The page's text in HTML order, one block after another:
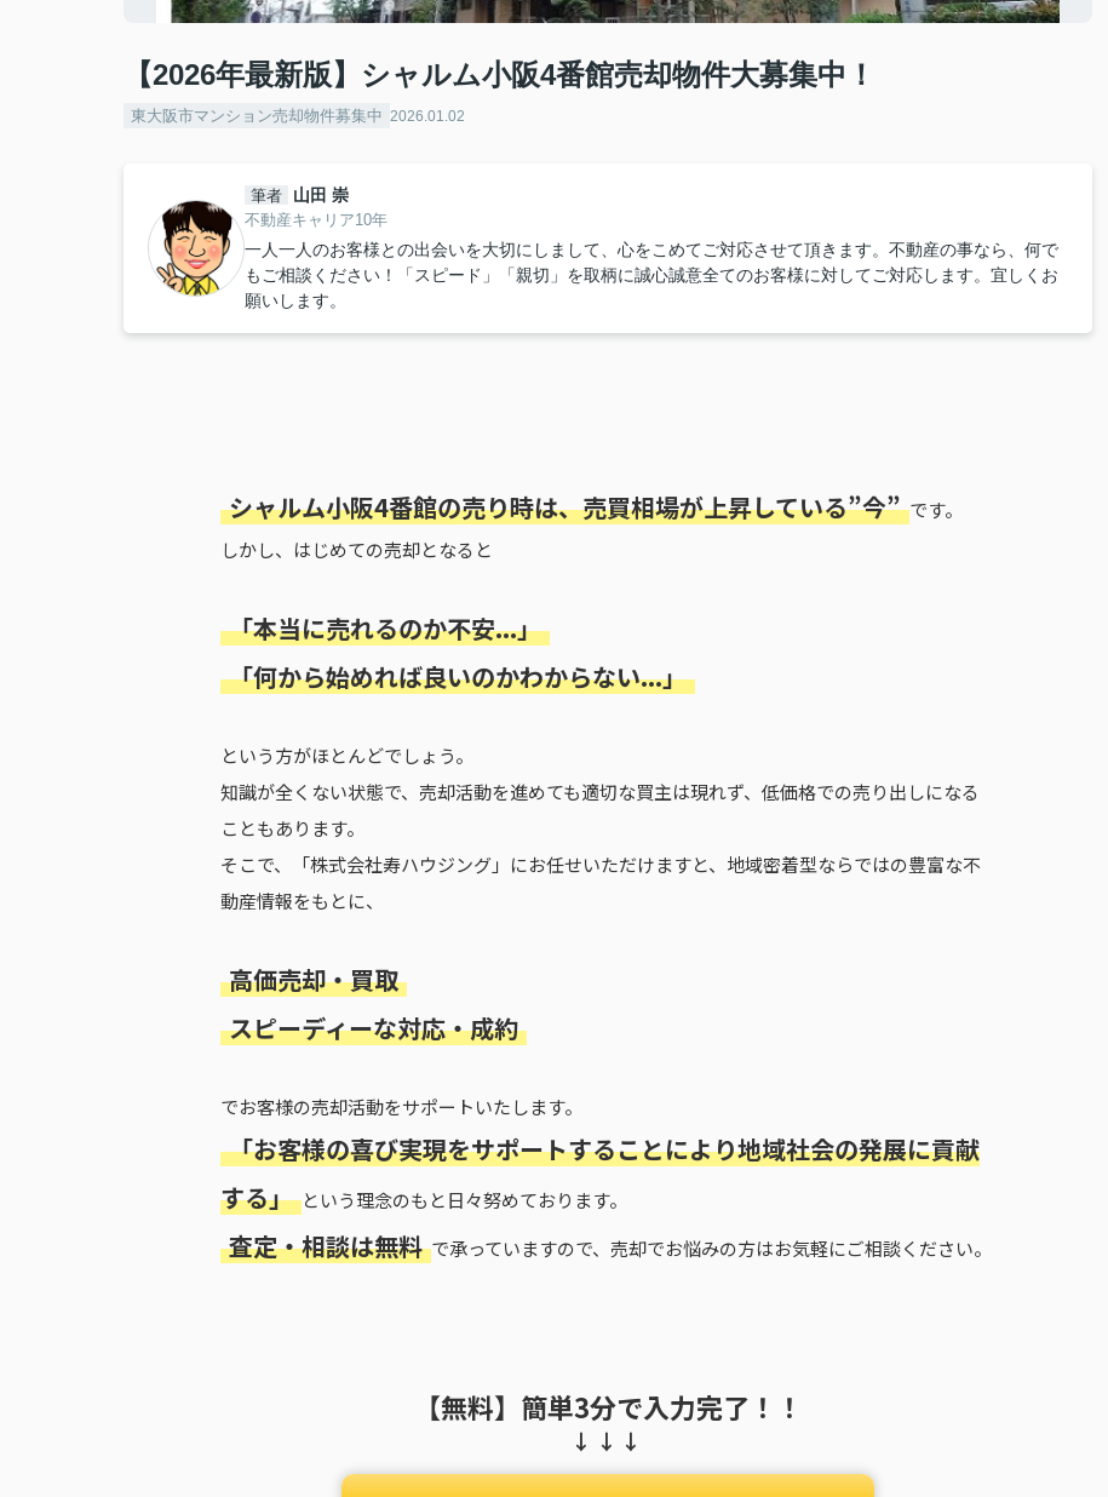
【2026年最新版】シャルム小阪4番館売却物件大募集中！
東大阪市マンション売却物件募集中 2026.01.02
筆者 山田 崇
不動産キャリア10年
一人一人のお客様との出会いを大切にしまして、心をこめてご対応させて頂きます。不動産の事なら、何で
もご相談ください！「スピード」「親切」を取柄に誠心誠意全てのお客様に対してご対応します。宜しくお
願いします。
シャルム小阪4番館の売り時は、売買相場が上昇している”今” です。
しかし、はじめての売却となると
「本当に売れるのか不安...」
「何から始めれば良いのかわからない...」
という方がほとんどでしょう。
知識が全くない状態で、売却活動を進めても適切な買主は現れず、低価格での売り出しになる
こともあります。
そこで、「株式会社寿ハウジング」にお任せいただけますと、地域密着型ならではの豊富な不
動産情報をもとに、
高価売却・買取
スピーディーな対応・成約
でお客様の売却活動をサポートいたします。
「お客様の喜び実現をサポートすることにより地域社会の発展に貢献
する」 という理念のもと日々努めております。
査定・相談は無料 で承っていますので、売却でお悩みの方はお気軽にご相談ください。
【無料】簡単3分で入力完了！！